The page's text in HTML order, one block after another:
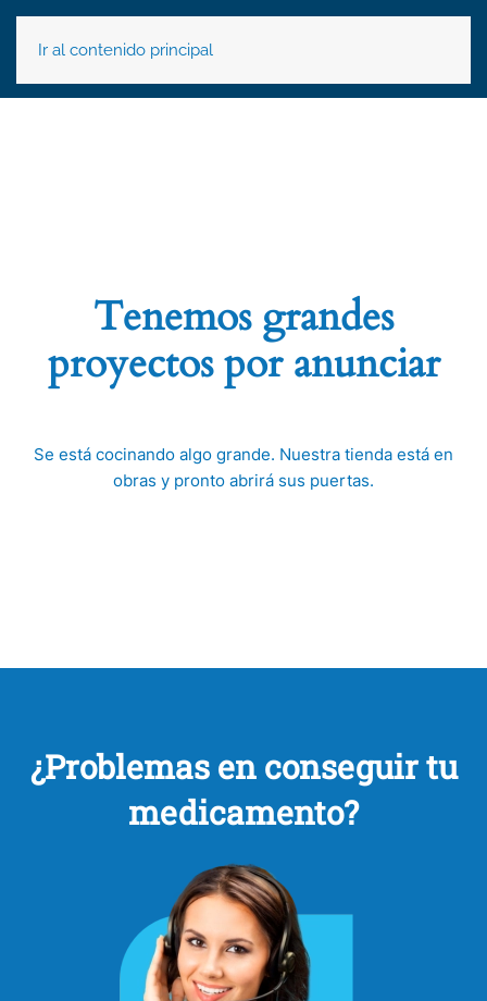
Ir al contenido principal
Tenemos grandes
proyectos por anunciar
Se está cocinando algo grande. Nuestra tienda está en
obras y pronto abrirá sus puertas.
¿Problemas en conseguir tu
medicamento?